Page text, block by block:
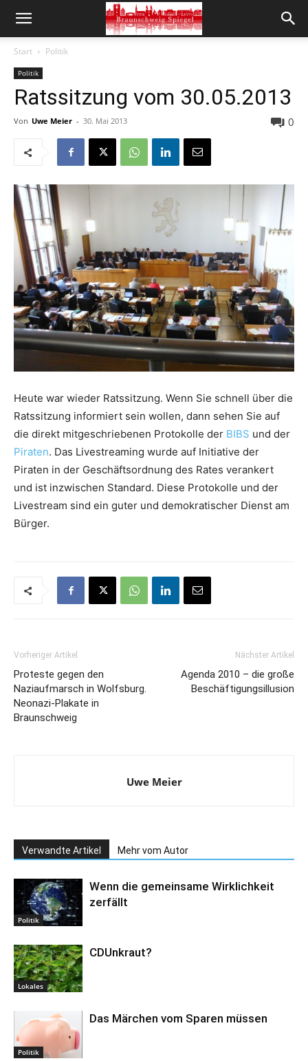
Start Politik
Politik
Ratssitzung vom 30.05.2013
Von Uwe Meier - 30. Mai 2013 0
Heute war wieder Ratssitzung. Wenn Sie schnell über die
Ratssitzung informiert sein wollen, dann sehen Sie auf
die direkt mitgeschriebenen Protokolle der BIBS und der
Piraten. Das Livestreaming wurde auf Initiative der
Piraten in der Geschäftsordnung des Rates verankert
und ist inzwischen Standard. Diese Protokolle und der
Livestream sind ein guter und demokratischer Dienst am
Bürger.
Vorheriger Artikel
Proteste gegen den
Naziaufmarsch in Wolfsburg.
Neonazi-Plakate in
Braunschweig
Nächster Artikel
Agenda 2010 – die große
Beschäftigungsillusion
Uwe Meier
Verwandte Artikel Mehr vom Autor
Politik
Wenn die gemeinsame Wirklichkeit
zerfällt
Lokales
CDUnkraut?
Politik
Das Märchen vom Sparen müssen